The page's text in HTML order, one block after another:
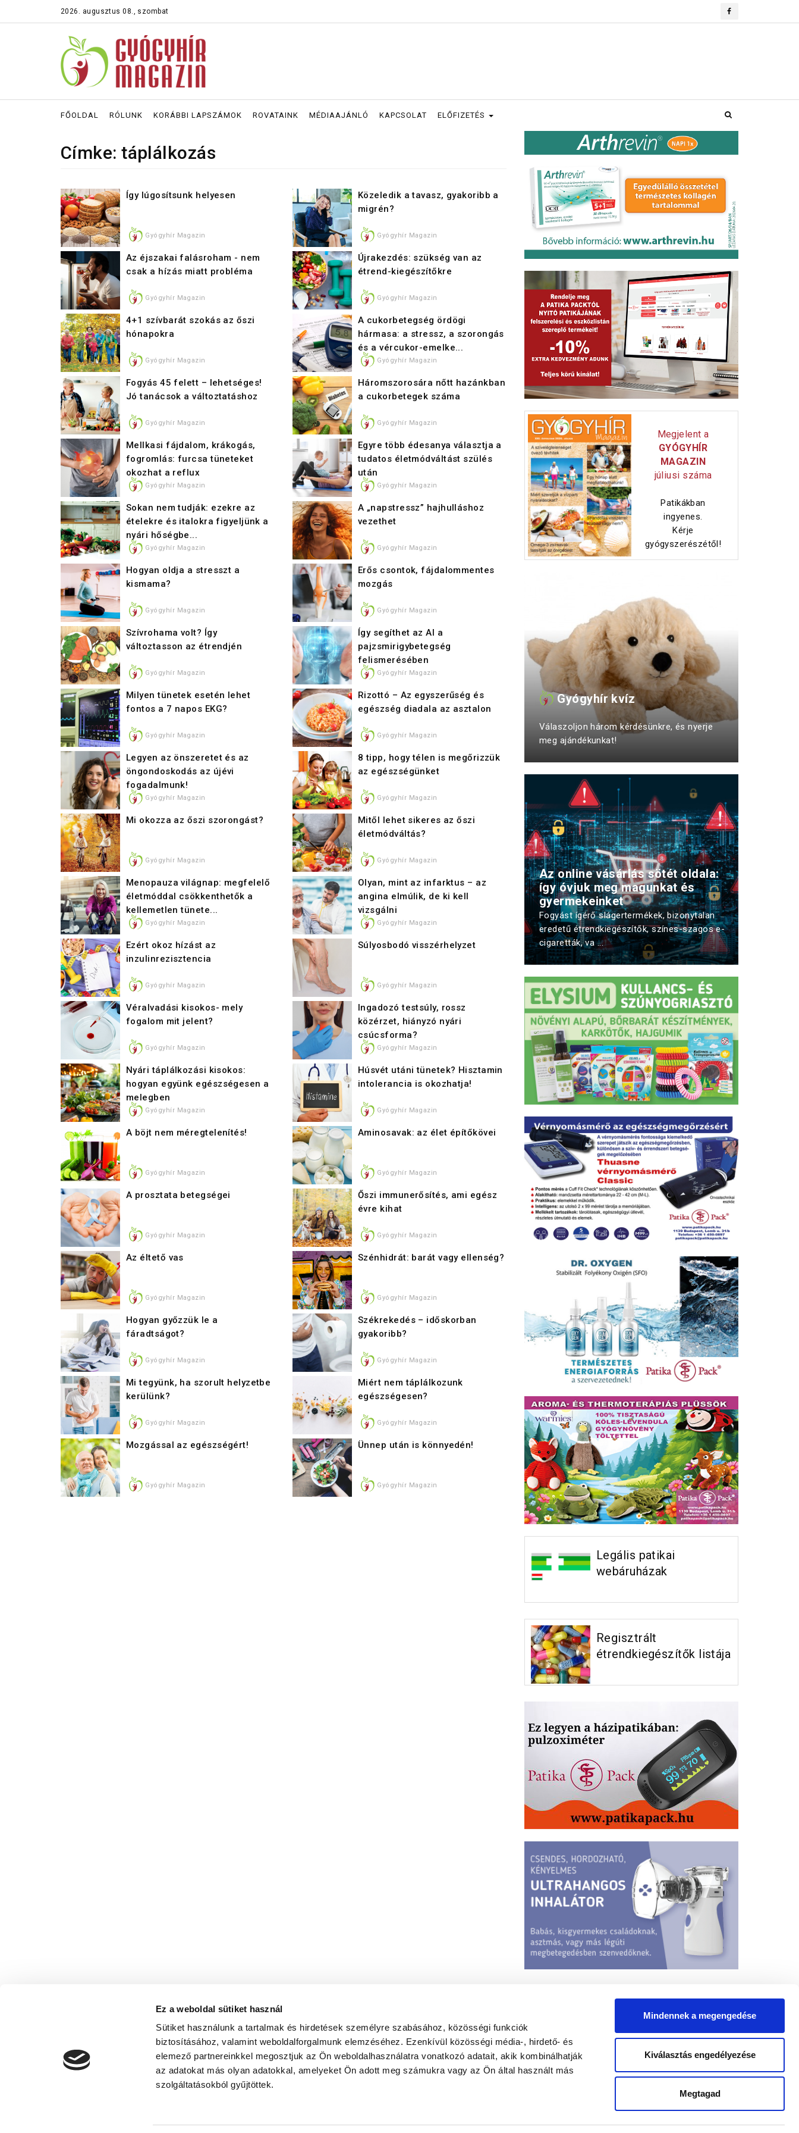
Ez a weboldal sütiket használ
Sütiket használunk a tartalmak és hirdetések személyre szabásához, közösségi funkciók
biztosításához, valamint weboldalforgalmunk elemzéséhez. Ezenkívül közösségi média-, hirdető- és
elemező partnereinkkel megosztjuk az Ön weboldalhasználatra vonatkozó adatait, akik kombinálhatják
az adatokat más olyan adatokkal, amelyeket Ön adott meg számukra vagy az Ön által használt más
szolgáltatásokból gyűjtöttek.
Mindennek a megengedése
Kiválasztás engedélyezése
Megtagad
2026. augusztus 08., szombat
FŐOLDAL RÓLUNK KORÁBBI LAPSZÁMOK ROVATAINK MÉDIAAJÁNLÓ KAPCSOLAT ELŐFIZETÉS
Címke: táplálkozás
Így lúgosítsunk helyesen
Gyógyhír Magazin
Közeledik a tavasz, gyakoribb a
migrén?
Gyógyhír Magazin
Az éjszakai falásroham - nem
csak a hízás miatt probléma
Gyógyhír Magazin
Újrakezdés: szükség van az
étrend-kiegészítőkre
Gyógyhír Magazin
4+1 szívbarát szokás az őszi
hónapokra
Gyógyhír Magazin
A cukorbetegség ördögi
hármasa: a stressz, a szorongás
és a vércukor-emelke...
Gyógyhír Magazin
Fogyás 45 felett – lehetséges!
Jó tanácsok a változtatáshoz
Gyógyhír Magazin
Háromszorosára nőtt hazánkban
a cukorbetegek száma
Gyógyhír Magazin
Mellkasi fájdalom, krákogás,
fogromlás: furcsa tüneteket
okozhat a reflux
Gyógyhír Magazin
Egyre több édesanya választja a
tudatos életmódváltást szülés
után
Gyógyhír Magazin
Sokan nem tudják: ezekre az
ételekre és italokra figyeljünk a
nyári hőségbe...
Gyógyhír Magazin
A „napstressz” hajhulláshoz
vezethet
Gyógyhír Magazin
Hogyan oldja a stresszt a
kismama?
Gyógyhír Magazin
Erős csontok, fájdalommentes
mozgás
Gyógyhír Magazin
Szívrohama volt? Így
változtasson az étrendjén
Gyógyhír Magazin
Így segíthet az AI a
pajzsmirigybetegség
felismerésében
Gyógyhír Magazin
Milyen tünetek esetén lehet
fontos a 7 napos EKG?
Gyógyhír Magazin
Rizottó – Az egyszerűség és
egészség diadala az asztalon
Gyógyhír Magazin
Legyen az önszeretet és az
öngondoskodás az újévi
fogadalmunk!
Gyógyhír Magazin
8 tipp, hogy télen is megőrizzük
az egészségünket
Gyógyhír Magazin
Mi okozza az őszi szorongást?
Gyógyhír Magazin
Mitől lehet sikeres az őszi
életmódváltás?
Gyógyhír Magazin
Menopauza világnap: megfelelő
életmóddal csökkenthetők a
kellemetlen tünete...
Gyógyhír Magazin
Olyan, mint az infarktus – az
angina elmúlik, de ki kell
vizsgálni
Gyógyhír Magazin
Ezért okoz hízást az
inzulinrezisztencia
Gyógyhír Magazin
Súlyosbodó visszérhelyzet
Gyógyhír Magazin
Véralvadási kisokos- mely
fogalom mit jelent?
Gyógyhír Magazin
Ingadozó testsúly, rossz
közérzet, hiányzó nyári
csúcsforma?
Gyógyhír Magazin
Nyári táplálkozási kisokos:
hogyan együnk egészségesen a
melegben
Gyógyhír Magazin
Húsvét utáni tünetek? Hisztamin
intolerancia is okozhatja!
Gyógyhír Magazin
A böjt nem méregtelenítés!
Gyógyhír Magazin
Aminosavak: az élet építőkövei
Gyógyhír Magazin
A prosztata betegségei
Gyógyhír Magazin
Őszi immunerősítés, ami egész
évre kihat
Gyógyhír Magazin
Az éltető vas
Gyógyhír Magazin
Szénhidrát: barát vagy ellenség?
Gyógyhír Magazin
Hogyan győzzük le a
fáradtságot?
Gyógyhír Magazin
Székrekedés – időskorban
gyakoribb?
Gyógyhír Magazin
Mi tegyünk, ha szorult helyzetbe
kerülünk?
Gyógyhír Magazin
Miért nem táplálkozunk
egészségesen?
Gyógyhír Magazin
Mozgással az egészségért!
Gyógyhír Magazin
Ünnep után is könnyedén!
Gyógyhír Magazin
Megjelent a
GYÓGYHÍR
MAGAZIN
júliusi száma
Patikákban
ingyenes.
Kérje
gyógyszerészétől!
Gyógyhír kvíz
Válaszoljon három kérdésünkre, és nyerje
meg ajándékunkat!
Az online vásárlás sötét oldala:
így óvjuk meg magunkat és
gyermekeinket
Fogyást ígérő slágertermékek, bizonytalan
eredetű étrendkiegészítők, színes-szagos e-
cigaretták, va ...
Legális patikai
webáruházak
Regisztrált
étrendkiegészítők listája
Adatvédelmi nyilatkozat| Gyógypedagógus állások